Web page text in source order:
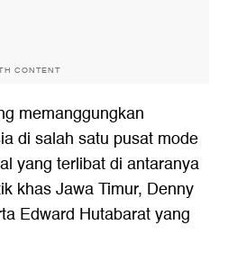
CONTENT
memanggungkan
di salah satu pusat mode
yang terlibat di antaranya
khas Jawa Timur, Denny
Edward Hutabarat yang